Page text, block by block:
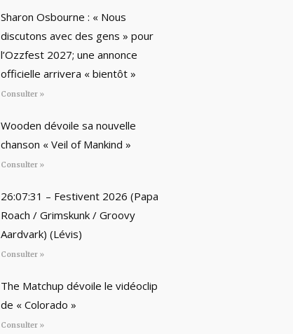
Sharon Osbourne : « Nous
discutons avec des gens » pour
l’Ozzfest 2027; une annonce
officielle arrivera « bientôt »
Consulter »
Wooden dévoile sa nouvelle
chanson « Veil of Mankind »
Consulter »
26:07:31 – Festivent 2026 (Papa
Roach / Grimskunk / Groovy
Aardvark) (Lévis)
Consulter »
The Matchup dévoile le vidéoclip
de « Colorado »
Consulter »